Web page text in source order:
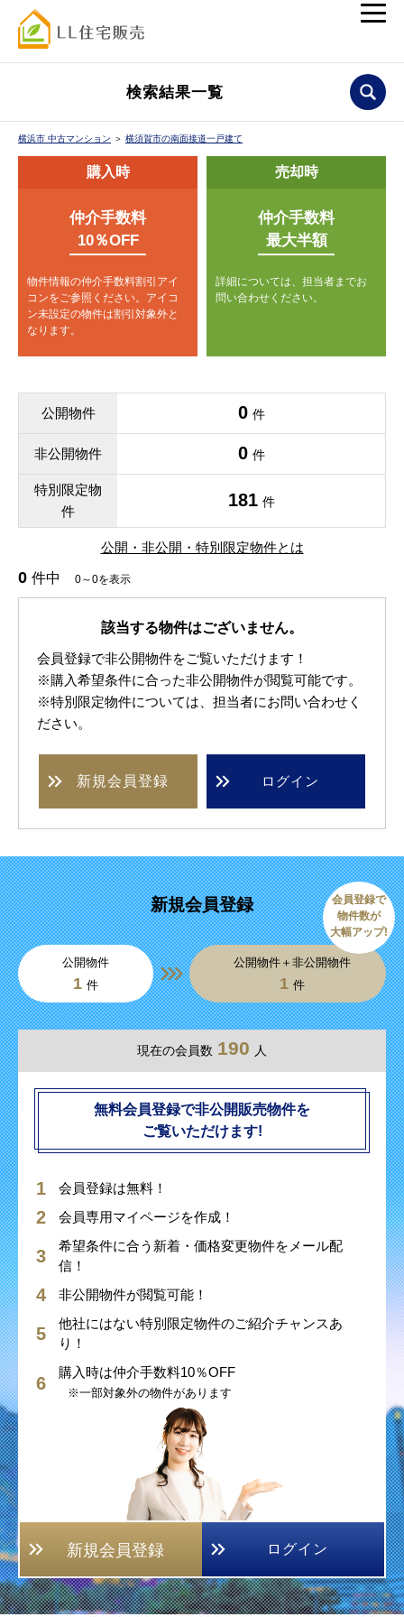
検索結果一覧
横浜市 中古マンション ＞ 横須賀市の南面接道一戸建て
購入時
仲介手数料
10％OFF
物件情報の仲介手数料割引アイ
コンをご参照ください。 アイコ
ン未設定の物件は割引対象外と
なります。
売却時
仲介手数料
最大半額
詳細については、担当者までお
問い合わせください。
公開物件 0 件
非公開物件 0 件
特別限定物
件
181 件
公開・非公開・特別限定物件とは
0 件中 0～0を表示
該当する物件はございません。
会員登録で非公開物件をご覧いただけます！
※購入希望条件に合った非公開物件が閲覧可能です。
※特別限定物件については、担当者にお問い合わせく
ださい。
新規会員登録 ログイン
新規会員登録
公開物件
1 件
公開物件＋非公開物件
1 件
会員登録で
物件数が
大幅アップ!
現在の会員数 190 人
無料会員登録で非公開販売物件を
ご覧いただけます!
会員登録は無料！
会員専用マイページを作成！
希望条件に合う新着・価格変更物件をメール配
信！
非公開物件が閲覧可能！
他社にはない特別限定物件のご紹介チャンスあ
り！
購入時は仲介手数料10％OFF
※一部対象外の物件があります
新規会員登録 ログイン